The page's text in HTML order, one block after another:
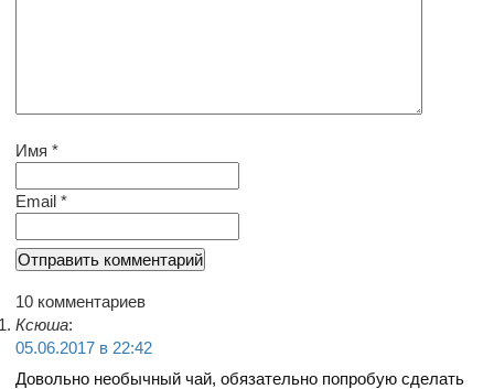
Имя *
Email *
10 комментариев
Ксюша:
05.06.2017 в 22:42
Довольно необычный чай, обязательно попробую сделать